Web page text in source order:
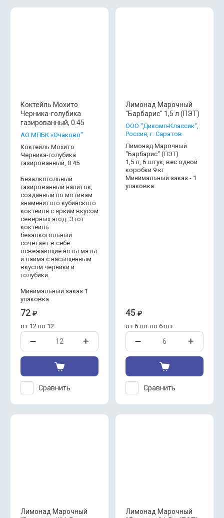
Коктейль Мохито
Черника-голубика
газированный, 0.45
АО МПБК «Очаково"
Коктейль Мохито
Черника-голубика
газированный, 0.45
Безалкогольный
газированный напиток,
созданный по мотивам
знаменитого кубинского
коктейля с ярким вкусом
северных ягод. Этот
коктейль
безалкогольный
сочетает в себе
освежающие ноты мяты
и лайма с насыщенным
вкусом черники и
голубики.
Минимальный заказ 1
упаковка
72 ₽
от 12 по 12
Сравнить
Лимонад Марочный
"Барбарис" 1,5 л (ПЭТ)
ООО "Дикомп-Классик",
Россия, г. Саратов
Лимонад Марочный
"Барбарис" (ПЭТ)
1,5 л, 6 штук, вес одной
коробки 9 кг
Минимальный заказ - 1
упаковка.
45 ₽
от 6 шт по 6 шт
Сравнить
Лимонад Марочный
Лимонад Марочный